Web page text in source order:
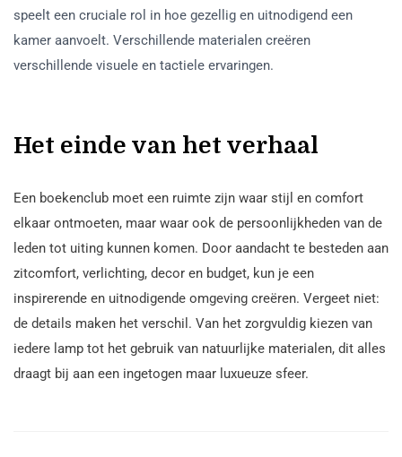
speelt een cruciale rol in hoe gezellig en uitnodigend een
kamer aanvoelt. Verschillende materialen creëren
verschillende visuele en tactiele ervaringen.
Het einde van het verhaal
Een boekenclub moet een ruimte zijn waar stijl en comfort
elkaar ontmoeten, maar waar ook de persoonlijkheden van de
leden tot uiting kunnen komen. Door aandacht te besteden aan
zitcomfort, verlichting, decor en budget, kun je een
inspirerende en uitnodigende omgeving creëren. Vergeet niet:
de details maken het verschil. Van het zorgvuldig kiezen van
iedere lamp tot het gebruik van natuurlijke materialen, dit alles
draagt bij aan een ingetogen maar luxueuze sfeer.